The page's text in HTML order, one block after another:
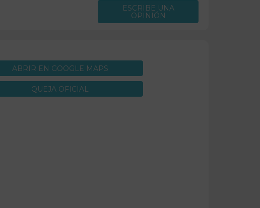
ESCRIBE UNA
OPINIÓN
ABRIR EN GOOGLE MAPS
QUEJA OFICIAL